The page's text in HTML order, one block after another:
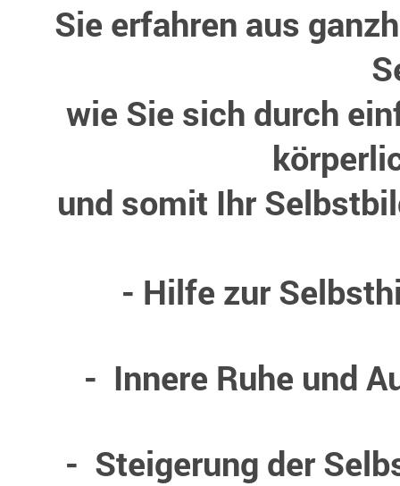
Sie erfahren aus
wie Sie sich durch
und somit Ihr
- Hilfe zur
- Innere Ruhe und
- Steigerung der